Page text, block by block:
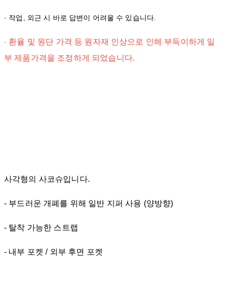
· 작업, 외근 시 바로 답변이 어려울 수 있습니다.
· 환율 및 원단 가격 등 원자재 인상으로 인해 부득이하게 일
부 제품가격을 조정하게 되었습니다.
사각형의 사코슈입니다.
- 부드러운 개폐를 위해 일반 지퍼 사용 (양방향)
- 탈착 가능한 스트랩
- 내부 포켓 / 외부 후면 포켓